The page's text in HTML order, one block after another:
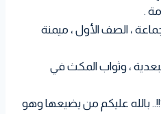
.
، الصف الأول ، ميمنة
، وثواب المكث في
بالله عليكم من يضيعها وهو